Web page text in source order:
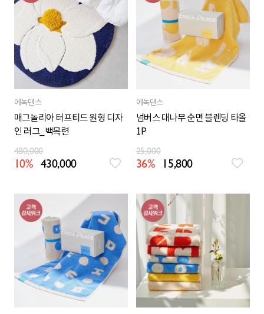
에녹댄스
매그놀리아 터프티드 원형 디자
인 러그_백목련
480,000
10% 430,000
에녹댄스
넘버스 대나무 순면 블렌딩 타올
1P
25,000
36% 15,800